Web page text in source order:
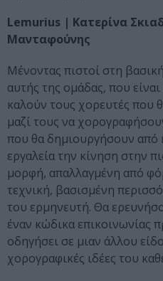
Lemurius | Κατερίνα
Μανταφούνης
Μένοντας πιστοί στη
αυτής της ομάδας, που
καλούν τους χορευτές που
μαζί τους να
που θα δημιουργήσουν από
εργαλεία την κίνηση στην
μορφή, απαλλαγμένη από
τεχνική, βασισμένη
του ερμηνευτή. Θα
έναν κώδικα επικοινωνίας
οδηγήσει σε μιαν άλλου
χορογραφικές ιδέες του